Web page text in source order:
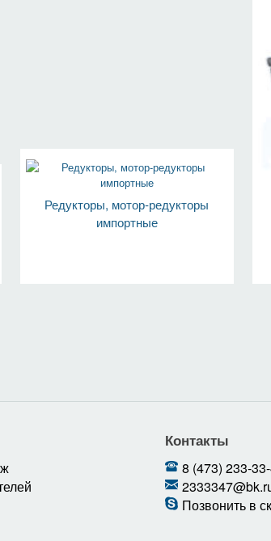
Редукторы, мотор-редукторы
импортные
Контакты
8 (473) 233-
Позвонить в